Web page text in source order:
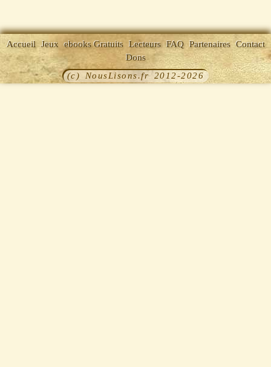
Accueil Jeux ebooks Gratuits Lecteurs FAQ Partenaires Contact
Dons
(c) NousLisons.fr 2012-2026